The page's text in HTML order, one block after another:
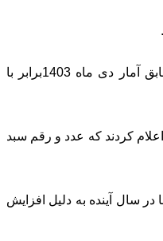
در جلسه مذکور رقم مورد توافق برای اقلام خوراکی ۹۱.۱۸۸.۰۷۶ ریال و اقلام غیرخوراکی هم ۱۴۳.۲۲۸.۵۷۲ ریال اعلام شده است که در مجموع این رقم سبد هزینه مطابق آمار دی ماه 1403برابر با
کردند که عدد و رقم سبد
سال آینده به دلیل افزایش